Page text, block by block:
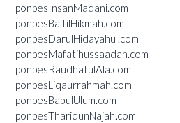
ponpesInsanMadani.com
ponpesBaitilHikmah.com
ponpesDarulHidayahul.com
ponpesMafatihussaadah.com
ponpesRaudhatulAla.com
ponpesLiqaurrahmah.com
ponpesBabulUlum.com
ponpesThariqunNajah.com